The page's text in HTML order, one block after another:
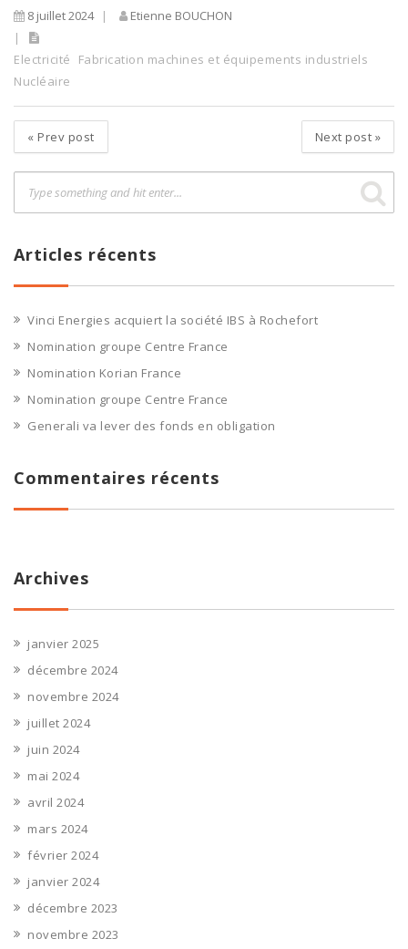
8 juillet 2024 Etienne BOUCHON
Electricité
Fabrication machines et équipements industriels
Nucléaire
« Prev post Next post »
Articles récents
Vinci Energies acquiert la société IBS à Rochefort
Nomination groupe Centre France
Nomination Korian France
Nomination groupe Centre France
Generali va lever des fonds en obligation
Commentaires récents
Archives
janvier 2025
décembre 2024
novembre 2024
juillet 2024
juin 2024
mai 2024
avril 2024
mars 2024
février 2024
janvier 2024
décembre 2023
novembre 2023